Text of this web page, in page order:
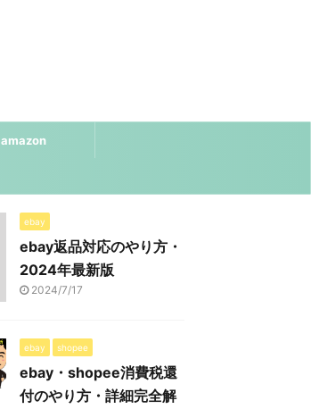
amazon
ebay
ebay返品対応のやり方・
2024年最新版
2024/7/17
ebay shopee
ebay・shopee消費税還
付のやり方・詳細完全解